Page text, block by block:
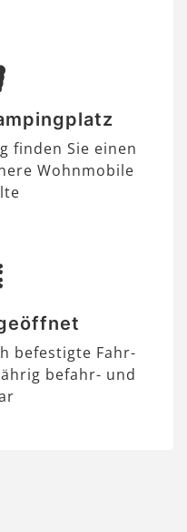
finden Sie einen
Wohnmobile
befestigte Fahr-
befahr- und